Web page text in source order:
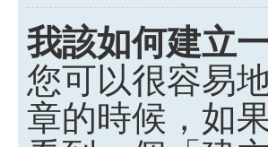
我該如何建立
您可以很容易
章的時候，如